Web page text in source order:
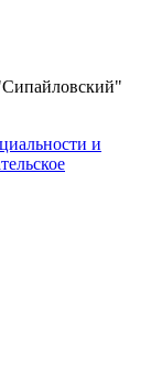
и